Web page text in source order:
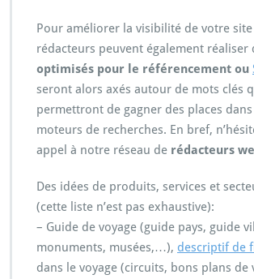
Pour améliorer la visibilité de votre
rédacteurs peuvent également réaliser
optimisés pour le référencement ou
seront alors axés autour de mots clés
permettront de gagner des places
moteurs de recherches. En bref,
appel à notre réseau de rédacteurs
Des idées de produits, services et
(cette liste n’est pas exhaustive):
– Guide de voyage (guide pays, guide
monuments, musées,…), descriptif de
dans le voyage (circuits, bons plans de